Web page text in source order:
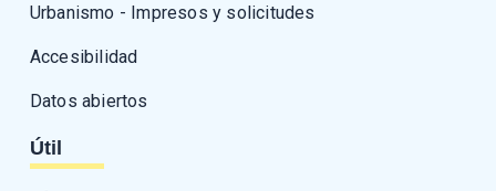
Urbanismo - Impresos y solicitudes
Accesibilidad
Datos abiertos
Útil